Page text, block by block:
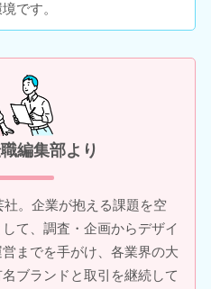
です。
編集部より
。企業が抱える課題を空
て、調査・企画からデザイ
までを手がけ、各業界の大
ブランドと取引を継続して